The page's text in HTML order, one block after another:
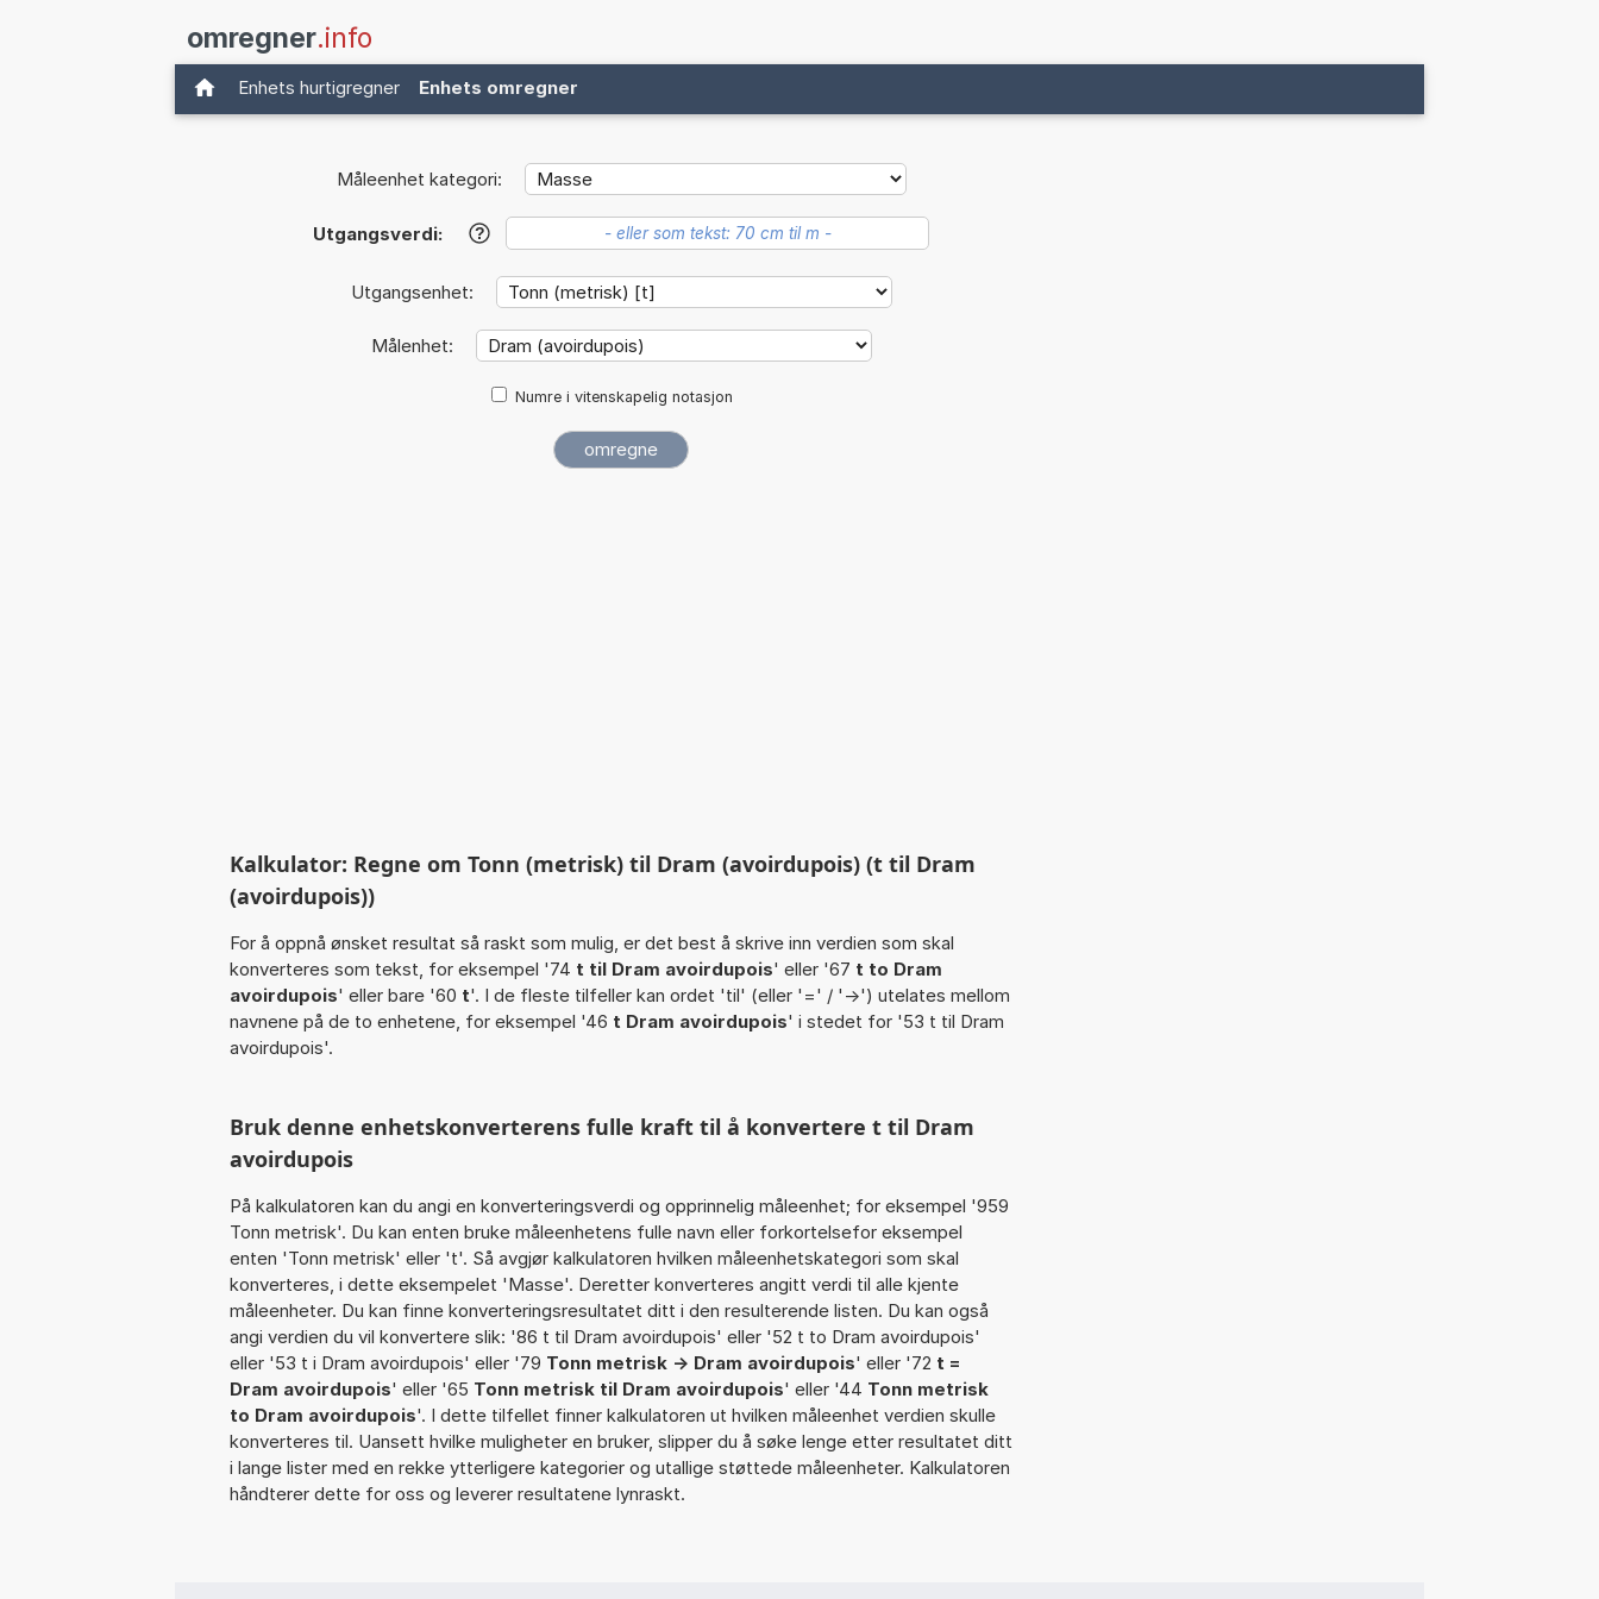
omregner.info
Enhets hurtigregner Enhets omregner
Måleenhet kategori:
Utgangsverdi: ?
Utgangsenhet:
Målenhet:
Numre i vitenskapelig notasjon
Kalkulator: Regne om Tonn (metrisk) til Dram (avoirdupois) (t til Dram
(avoirdupois))
For å oppnå ønsket resultat så raskt som mulig, er det best å skrive inn verdien som skal
konverteres som tekst, for eksempel '74 t til Dram avoirdupois' eller '67 t to Dram
avoirdupois' eller bare '60 t'. I de fleste tilfeller kan ordet 'til' (eller '=' / '->') utelates mellom
navnene på de to enhetene, for eksempel '46 t Dram avoirdupois' i stedet for '53 t til Dram
avoirdupois'.
Bruk denne enhetskonverterens fulle kraft til å konvertere t til Dram
avoirdupois
På kalkulatoren kan du angi en konverteringsverdi og opprinnelig måleenhet; for eksempel '959
Tonn metrisk'. Du kan enten bruke måleenhetens fulle navn eller forkortelsefor eksempel
enten 'Tonn metrisk' eller 't'. Så avgjør kalkulatoren hvilken måleenhetskategori som skal
konverteres, i dette eksempelet 'Masse'. Deretter konverteres angitt verdi til alle kjente
måleenheter. Du kan finne konverteringsresultatet ditt i den resulterende listen. Du kan også
angi verdien du vil konvertere slik: '86 t til Dram avoirdupois' eller '52 t to Dram avoirdupois'
eller '53 t i Dram avoirdupois' eller '79 Tonn metrisk -> Dram avoirdupois' eller '72 t =
Dram avoirdupois' eller '65 Tonn metrisk til Dram avoirdupois' eller '44 Tonn metrisk
to Dram avoirdupois'. I dette tilfellet finner kalkulatoren ut hvilken måleenhet verdien skulle
konverteres til. Uansett hvilke muligheter en bruker, slipper du å søke lenge etter resultatet ditt
i lange lister med en rekke ytterligere kategorier og utallige støttede måleenheter. Kalkulatoren
håndterer dette for oss og leverer resultatene lynraskt.